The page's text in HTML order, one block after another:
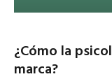
¿Cómo la
marca?